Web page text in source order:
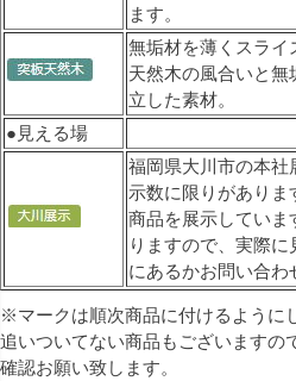
ます。
無垢材を薄くスライ
天然木の風合いと無
立した素材。
●見える場
福岡県大川市の本社
示数に限りがありま
商品を展示していま
りますので、実際
にあるかお問い合わ
※マークは順次商品に付けるように
追いついてない商品もございますの
確認お願い致します。